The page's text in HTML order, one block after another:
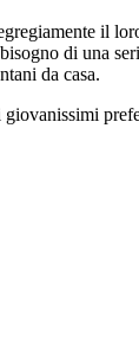
il
di una
da casa.